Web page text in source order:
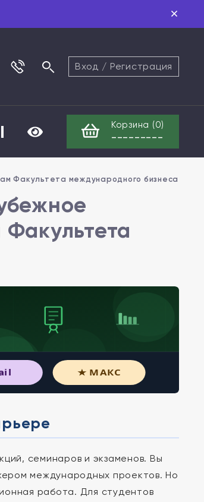
Вход / Регистрация
Корзина (0)
---------
Факультета международного бизнеса
★ МАКС
семинаров и экзаменов. Вы
международных проектов. Но
работа. Для студентов